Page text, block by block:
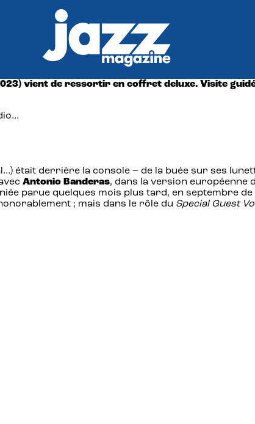
vient de ressortir en coffret deluxe. Visite
était derrière la console – de la buée sur ses
Antonio Banderas, dans la version européenne
parue quelques mois plus tard, en septembre
; mais dans le rôle du Special Guest